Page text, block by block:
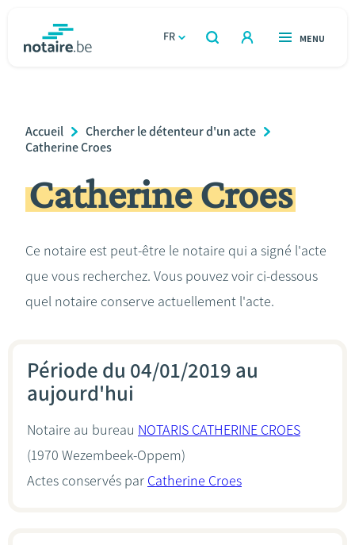
FR
OUVERT
RECHERCHER
OUVERT
MENU
Relations et vivre ensemble
Héritage et donations
Le notaire
Breadcrumb
Accueil
Chercher le détenteur d'un acte
Catherine Croes
Catherine Croes
Ce notaire est peut-être le notaire qui a signé l'acte
que vous recherchez. Vous pouvez voir ci-dessous
quel notaire conserve actuellement l'acte.
Période du 04/01/2019 au
aujourd'hui
Notaire au bureau NOTARIS CATHERINE CROES
(1970 Wezembeek-Oppem)
Actes conservés par Catherine Croes